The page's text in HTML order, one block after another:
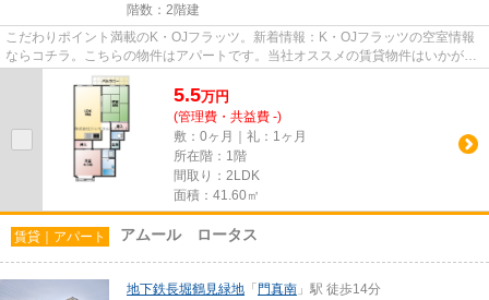
階数：2階建
こだわりポイント満載のK・OJフラッツ。新着情報：K・OJフラッツの空室情報
ならコチラ。こちらの物件はアパートです。当社オススメの賃貸物件はいかがで
しょうか？物件情報を豊富に取...
5.5万円
(管理費・共益費 -)
敷：0ヶ月｜礼：1ヶ月
所在階：1階
間取り：2LDK
面積：41.60㎡
賃貸｜アパート アムール ロータス
地下鉄長堀鶴見緑地 「 門真南 」駅 徒歩14分